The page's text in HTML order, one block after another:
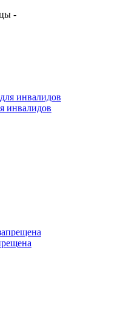
-
инвалидов